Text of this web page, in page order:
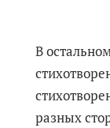
В
разных